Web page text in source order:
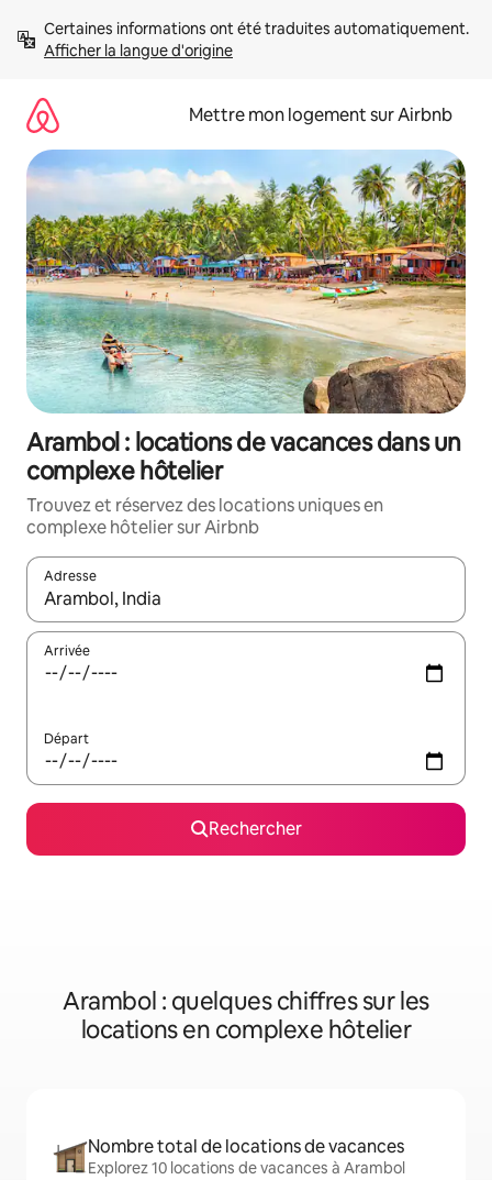
directement
Afficher la langue d'origine
Mettre mon logement sur Airbnb
Arambol : locations de vacances dans un
complexe hôtelier
Trouvez et réservez des locations uniques en
complexe hôtelier sur Airbnb
Adresse
Lorsque les résultats s'affichent, utilisez les flèches vers le
Arrivée
Départ
Rechercher
Arambol : quelques chiffres sur les
locations en complexe hôtelier
Nombre total de locations de vacances
Explorez 10 locations de vacances à Arambol